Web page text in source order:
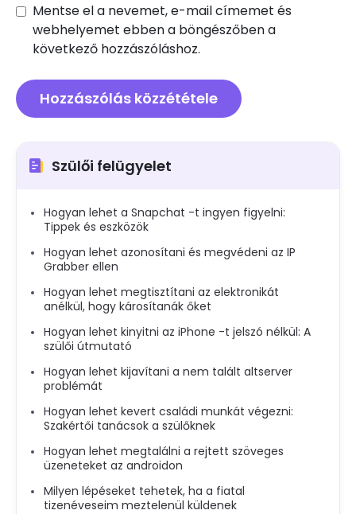
Mentse el a nevemet, e-mail címemet és
webhelyemet ebben a böngészőben a
következő hozzászóláshoz.
Szülői felügyelet
Hogyan lehet a Snapchat -t ingyen figyelni:
Tippek és eszközök
Hogyan lehet azonosítani és megvédeni az IP
Grabber ellen
Hogyan lehet megtisztítani az elektronikát
anélkül, hogy károsítanák őket
Hogyan lehet kinyitni az iPhone -t jelszó nélkül: A
szülői útmutató
Hogyan lehet kijavítani a nem talált altserver
problémát
Hogyan lehet kevert családi munkát végezni:
Szakértői tanácsok a szülőknek
Hogyan lehet megtalálni a rejtett szöveges
üzeneteket az androidon
Milyen lépéseket tehetek, ha a fiatal
tizenéveseim meztelenül küldenek